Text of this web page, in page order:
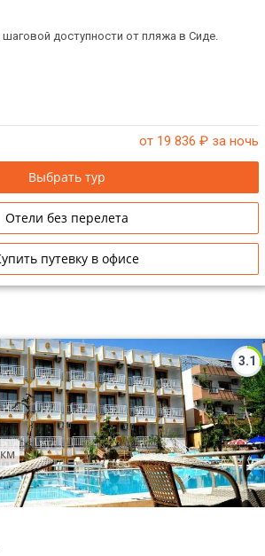
доступности от пляжа в Сиде.
от 19 836 ₽ за ночь
Выбрать тур
Отели без перелета
путевку в офисе
3.1